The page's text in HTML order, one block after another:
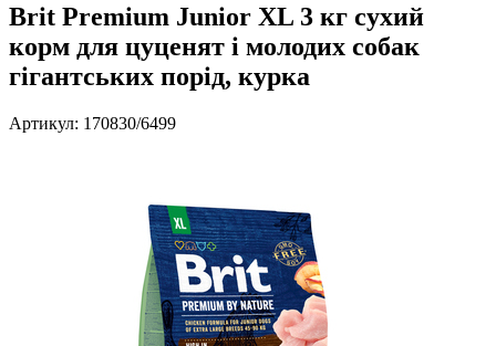
Brit Premium Junior XL 3 кг сухий
корм для цуценят і молодих собак
гігантських порід, курка
Артикул: 170830/6499